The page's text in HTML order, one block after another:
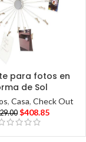
para fotos en
de Sol
, Casa, Check Out
$408.85